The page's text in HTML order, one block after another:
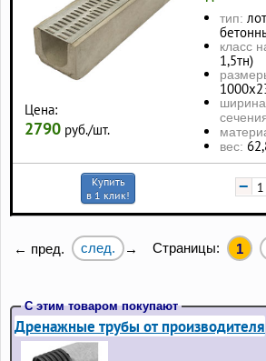
Цена:
2790 руб./шт.
тип:
класс
1,5тн)
ширина
вес:
Купить
в 1 клик!
−
← пред. след. → Страницы: 1
С этим товаром покупают
Дренажные трубы от производителя